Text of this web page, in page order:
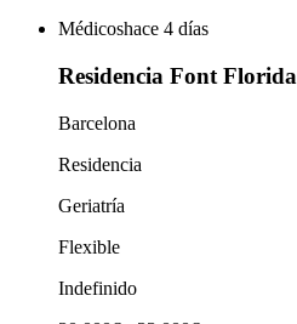
Médicoshace 4 días
Residencia Font Florida
Barcelona
Residencia
Geriatría
Flexible
Indefinido